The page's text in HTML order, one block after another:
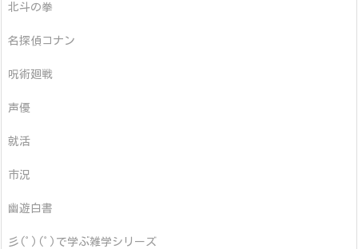
北斗の拳
名探偵コナン
呪術廻戦
声優
就活
市況
幽遊白書
彡(ﾟ)(ﾟ)で学ぶ雑学シリーズ